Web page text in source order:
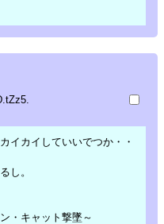
イカイしていいでつか・・
し。
・キャット撃墜～